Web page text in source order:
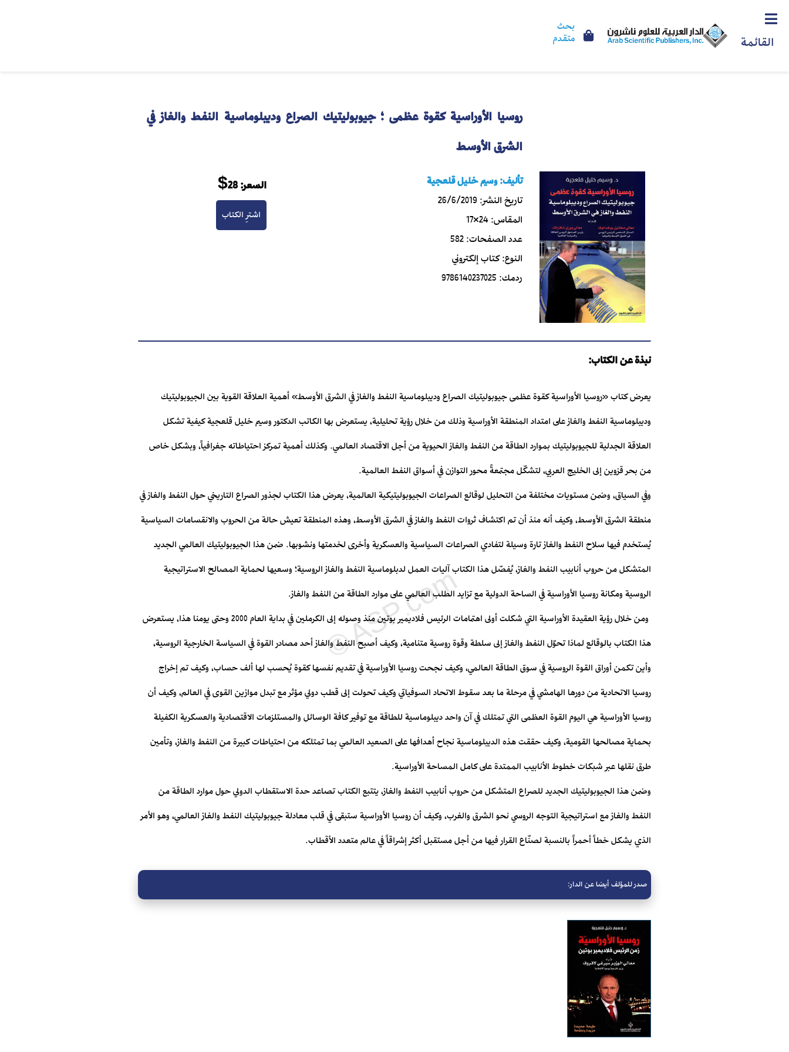
القائمة
بحث
متقدم
روسيا الأوراسية كقوة عظمى ؛ جيوبوليتيك الصراع وديبلوماسية النفط والغاز في
الشرق الأوسط
تأليف:وسيم خليل قلعجية
تاريخ النشر:26/6/2019
المقاس:24×17
عدد الصفحات:582
النوع:كتاب إلكتروني
ردمك:9786140237025
السعر:28$
اشترِ الكتاب
نبذة عن الكتاب:
يعرض كتاب «روسيا الأوراسية كقوة عظمى جيوبوليتيك الصراع وديبلوماسية النفط ‏والغاز في الشرق الأوسط» أهمية العلاقة القوية بين الجيوبوليتيك
وديبلوماسية النفط ‏والغاز على امتداد المنطقة الأوراسية وذلك من خلال رؤية تحليلية، يستعرض بها الكاتب ‏الدكتور وسيم خليل قلعجية كيفية تشكل
العلاقة الجدلية للجيوبوليتيك بموارد الطاقة من ‏النفط والغاز الحيوية من أجل الاقتصاد العالمي. وكذلك أهمية تمركز احتياطاته جغرافياً، ‏وبشكل خاص
من بحر قزوين إلى الخليج العربي، لتشكّل مجتمعةً محور التوازن في ‏أسواق النفط العالمية.‏
وفي السياق، وضمن مستويات مختلفة من التحليل لوقائع الصراعات الجيوبوليتيكية ‏العالمية، يعرض هذا الكتاب لجذور الصراع التاريخي حول النفط والغاز في
منطقة الشرق ‏الأوسط، وكيف أنه منذ أن تم اكتشاف ثروات النفط والغاز في الشرق الأوسط، وهذه ‏المنطقة تعيش حالة من الحروب والانقسامات السياسية
يُستخدم فيها سلاح النفط والغاز ‏تارة وسيلة لتفادي الصراعات السياسية والعسكرية وأخرى لخدمتها ونشوبها. ضمن هذا ‏الجيوبوليتيك العالمي الجديد
المتشكل من حروب أنابيب النفط والغاز، يُفصّل هذا الكتاب ‏آليات العمل لدبلوماسية النفط والغاز الروسية؛ وسعيها لحماية المصالح الاستراتيجية
‏الروسية ومكانة روسيا الأوراسية في الساحة الدولية مع تزايد الطلب العالمي على موارد ‏الطاقة من النفط والغاز.
‏ ومن خلال رؤية العقيدة الأوراسية التي شكلت أولى اهتمامات الرئيس فلاديمير بوتين ‏منذ وصوله إلى الكرملين في بداية العام 2000 وحتى يومنا هذا، يستعرض
هذا الكتاب ‏بالوقائع لماذا تحوّل النفط والغاز إلى سلطة وقوة روسية متنامية، وكيف أصبح النفط ‏والغاز أحد مصادر القوة في السياسة الخارجية الروسية،
وأين تكمن أوراق القوة الروسية ‏في سوق الطاقة العالمي، وكيف نجحت روسيا الأوراسية في تقديم نفسها كقوة يُحسب لها ‏ألف حساب، وكيف تم إخراج
روسيا الاتحادية من دورها الهامشي في مرحلة ما بعد سقوط ‏الاتحاد السوفياتي وكيف تحولت إلى قطب دولي مؤثر مع تبدل موازين القوى في العالم، ‏وكيف أن
روسيا الأوراسية هي اليوم القوة العظمى التي تمتلك في آن واحد ديبلوماسية ‏للطاقة مع توفير كافة الوسائل والمستلزمات الاقتصادية والعسكرية الكفيلة
بحماية ‏مصالحها القومية، وكيف حققت هذه الديبلوماسية نجاح أهدافها على الصعيد العالمي بما ‏تمتلكه من احتياطات كبيرة من النفط والغاز، وتأمين
طرق نقلها عبر شبكات خطوط ‏الأنابيب الممتدة على كامل المساحة الأوراسية.‏
وضمن هذا الجيوبوليتيك الجديد للصراع المتشكل من حروب أنابيب النفط والغاز، يتتبع ‏الكتاب تصاعد حدة الاستقطاب الدولي حول موارد الطاقة من
النفط والغاز مع استراتيجية ‏التوجه الروسي نحو الشرق والغرب، وكيف أن روسيا الأوراسية ستبقى في قلب معادلة ‏جيوبوليتيك النفط والغاز العالمي، وهو الأمر
الذي يشكل خطاً أحمراً بالنسبة لصنّاع القرار ‏فيها من أجل مستقبل أكثر إشراقاً في عالم متعدد الأقطاب.‏
صدر للمؤلف أيضا عن الدار: